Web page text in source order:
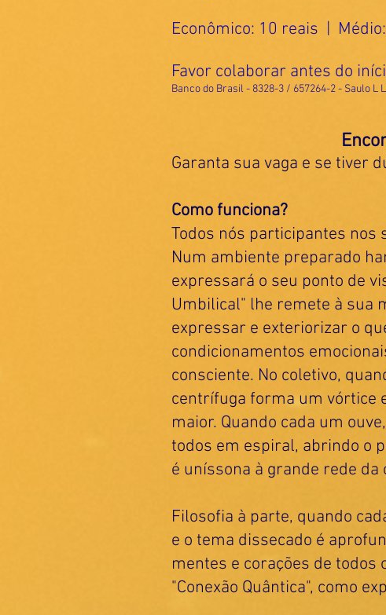
Econômico: 10 reais |
Favor colaborar antes do
Banco do Brasil - 8328-3 / 657264-2 - Saulo L
Garanta sua vaga e se tiver
Como funciona?
Todos nós participantes nos
Num ambiente preparado
expressará o seu ponto de
Umbilical" lhe remete à sua
expressar e exteriorizar o
condicionamentos
consciente. No coletivo,
centrífuga forma um vórtice
maior. Quando cada um
todos em espiral, abrindo o
é uníssona à grande rede
Filosofia à parte, quando
e o tema dissecado é
mentes e corações de
"Conexão Quântica", como